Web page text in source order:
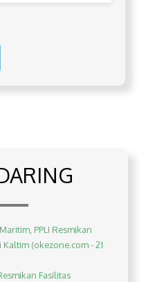
PPLI Resmikan
(okezone.com - 21
Fasilitas